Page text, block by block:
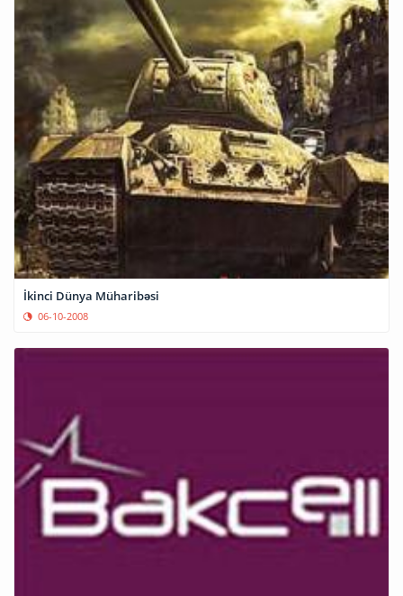
İkinci Dünya Müharibəsi
06-10-2008